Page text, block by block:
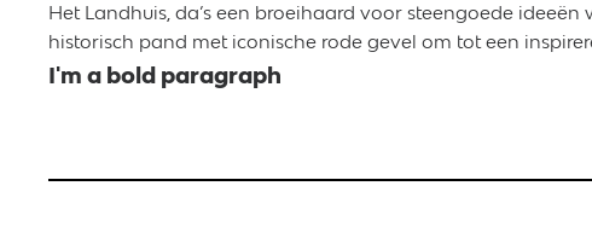
Het Landhuis, da’s een broeihaard voor steengoede
historisch pand met iconische rode gevel om tot een
I'm a bold paragraph